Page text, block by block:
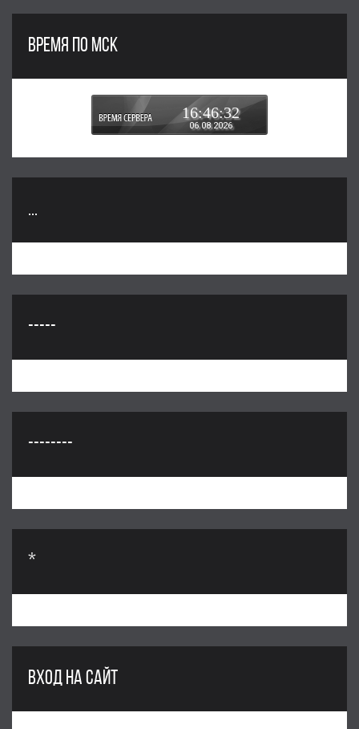
ВРЕМЯ ПО МСК
16:46:33
06.08.2026
...
-----
--------
*
ВХОД НА САЙТ